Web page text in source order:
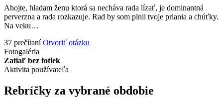
Ahojte, hladam ženu ktorá sa necháva rada lízať, je dominantná
perverzna a rada rozkazuje. Rad by som plnil tvoje priania a chúťky.
Na veku…
37 prečítaní Otvoriť otázku
Fotogaléria
Zatiaľ bez fotiek
Aktivita používateľa
Rebríčky za vybrané obdobie